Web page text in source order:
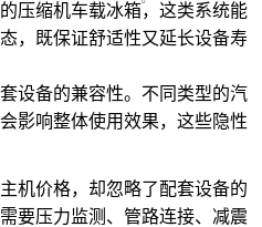
压缩机车载冰箱，这类系统能
，既保证舒适性又延长设备寿
设备的兼容性。不同类型的汽
影响整体使用效果，这些隐性
机价格，却忽略了配套设备的
要压力监测、管路连接、减震